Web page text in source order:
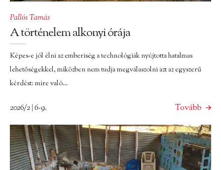
Pallós Tamás
A történelem alkonyi órája
Képes-e jól élni az emberiség a technológiák nyújtotta hatalmas
lehetőségekkel, miközben nem tudja megválaszolni azt az egyszerű
kérdést: mire való…
2026/2 | 6-9. Tovább